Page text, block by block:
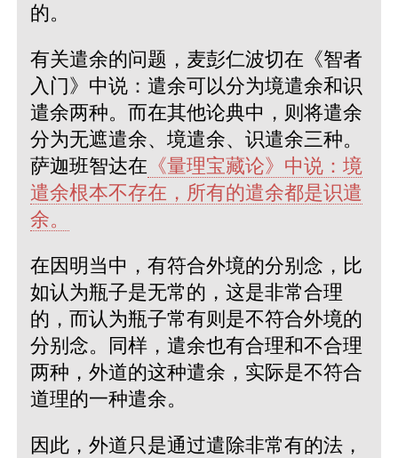
的。
有关遣余的问题，麦彭仁波切在《智者
入门》中说：遣余可以分为境遣余和识
遣余两种。而在其他论典中，则将遣余
分为无遮遣余、境遣余、识遣余三种。
萨迦班智达在 《量理宝藏论》中说：境
遣余根本不存在，所有的遣余都是识遣
余。
在因明当中，有符合外境的分别念，比
如认为瓶子是无常的，这是非常合理
的，而认为瓶子常有则是不符合外境的
分别念。同样，遣余也有合理和不合理
两种，外道的这种遣余，实际是不符合
道理的一种遣余。
因此，外道只是通过遣除非常有的法，